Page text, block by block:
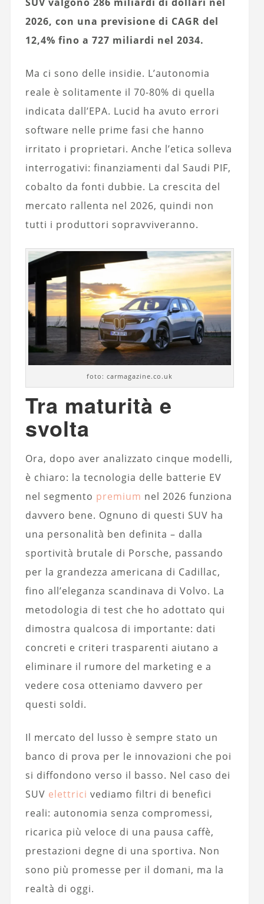
2026, con una previsione di CAGR del
12,4% fino a 727 miliardi nel 2034.
Ma ci sono delle insidie. L’autonomia
reale è solitamente il 70-80% di quella
indicata dall’EPA. Lucid ha avuto errori
software nelle prime fasi che hanno
irritato i proprietari. Anche l’etica solleva
interrogativi: finanziamenti dal Saudi PIF,
cobalto da fonti dubbie. La crescita del
mercato rallenta nel 2026, quindi non
tutti i produttori sopravviveranno.
foto: carmagazine.co.uk
Tra maturità e
svolta
Ora, dopo aver analizzato cinque modelli,
è chiaro: la tecnologia delle batterie EV
nel segmento premium nel 2026 funziona
davvero bene. Ognuno di questi SUV ha
una personalità ben definita – dalla
sportività brutale di Porsche, passando
per la grandezza americana di Cadillac,
fino all’eleganza scandinava di Volvo. La
metodologia di test che ho adottato qui
dimostra qualcosa di importante: dati
concreti e criteri trasparenti aiutano a
eliminare il rumore del marketing e a
vedere cosa otteniamo davvero per
questi soldi.
Il mercato del lusso è sempre stato un
banco di prova per le innovazioni che poi
si diffondono verso il basso. Nel caso dei
SUV elettrici vediamo filtri di benefici
reali: autonomia senza compromessi,
ricarica più veloce di una pausa caffè,
prestazioni degne di una sportiva. Non
sono più promesse per il domani, ma la
realtà di oggi.